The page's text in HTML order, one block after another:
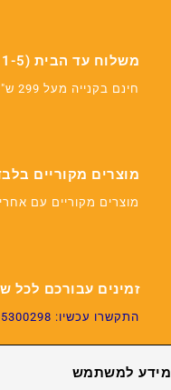
משלוח עד הבית (1-5 ימי עסקים)
חינם בקנייה מעל 299 ש"ח
מוצרים מקוריים
מוצרים מקוריים עם
זמינים עבורכם לכל
התקשרו עכשיו: 02-5300298
מידע למשתמש